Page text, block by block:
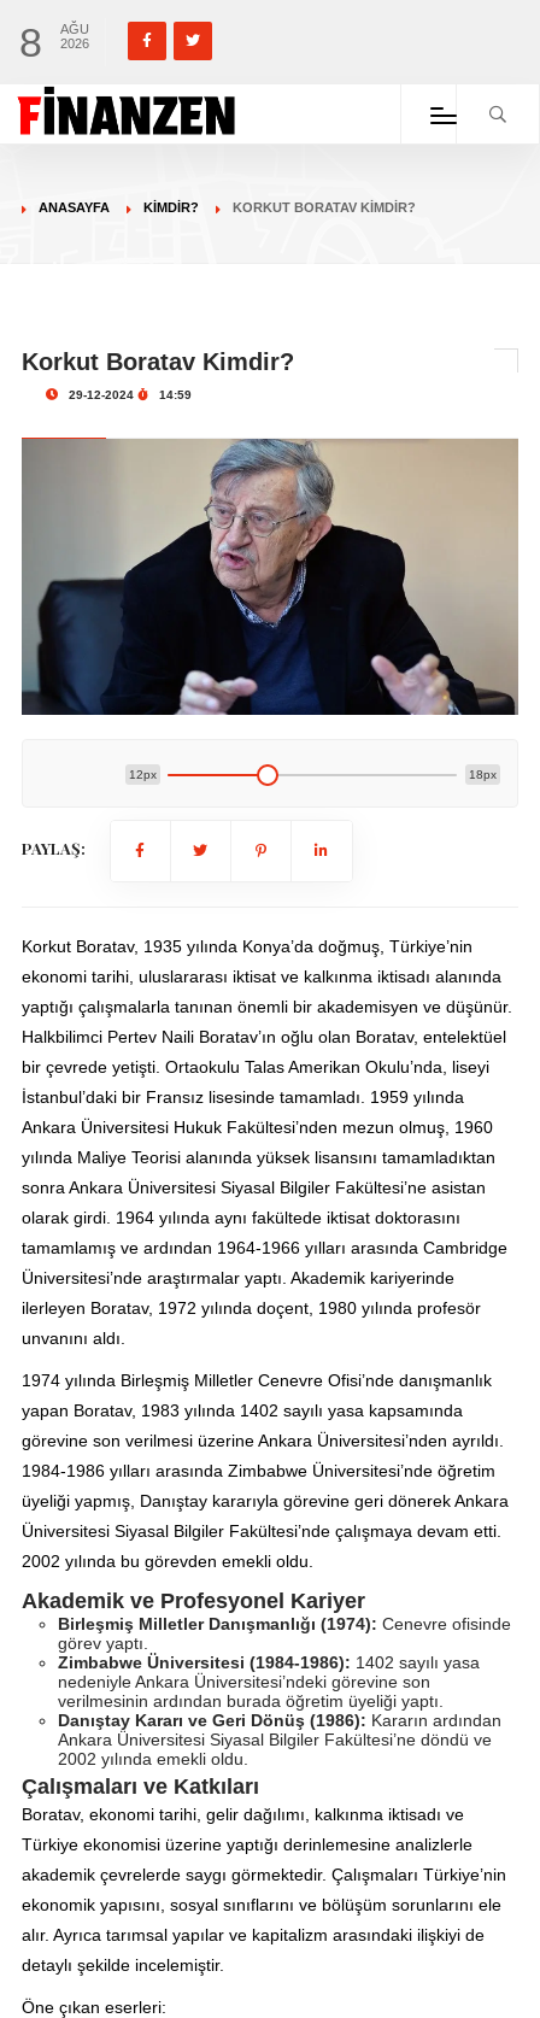
8
AĞU
2026
ANASAYFA KIMDIR? KORKUT BORATAV KIMDIR?
Korkut Boratav Kimdir?
29-12-2024 14:59
12px 18px
PAYLAŞ:
Korkut Boratav, 1935 yılında Konya’da doğmuş, Türkiye’nin
ekonomi tarihi, uluslararası iktisat ve kalkınma iktisadı alanında
yaptığı çalışmalarla tanınan önemli bir akademisyen ve düşünür.
Halkbilimci Pertev Naili Boratav’ın oğlu olan Boratav, entelektüel
bir çevrede yetişti. Ortaokulu Talas Amerikan Okulu’nda, liseyi
İstanbul’daki bir Fransız lisesinde tamamladı. 1959 yılında
Ankara Üniversitesi Hukuk Fakültesi’nden mezun olmuş, 1960
yılında Maliye Teorisi alanında yüksek lisansını tamamladıktan
sonra Ankara Üniversitesi Siyasal Bilgiler Fakültesi’ne asistan
olarak girdi. 1964 yılında aynı fakültede iktisat doktorasını
tamamlamış ve ardından 1964-1966 yılları arasında Cambridge
Üniversitesi’nde araştırmalar yaptı. Akademik kariyerinde
ilerleyen Boratav, 1972 yılında doçent, 1980 yılında profesör
unvanını aldı.
1974 yılında Birleşmiş Milletler Cenevre Ofisi’nde danışmanlık
yapan Boratav, 1983 yılında 1402 sayılı yasa kapsamında
görevine son verilmesi üzerine Ankara Üniversitesi’nden ayrıldı.
1984-1986 yılları arasında Zimbabwe Üniversitesi’nde öğretim
üyeliği yapmış, Danıştay kararıyla görevine geri dönerek Ankara
Üniversitesi Siyasal Bilgiler Fakültesi’nde çalışmaya devam etti.
2002 yılında bu görevden emekli oldu.
Akademik ve Profesyonel Kariyer
Birleşmiş Milletler Danışmanlığı (1974): Cenevre ofisinde
görev yaptı.
Zimbabwe Üniversitesi (1984-1986): 1402 sayılı yasa
nedeniyle Ankara Üniversitesi’ndeki görevine son
verilmesinin ardından burada öğretim üyeliği yaptı.
Danıştay Kararı ve Geri Dönüş (1986): Kararın ardından
Ankara Üniversitesi Siyasal Bilgiler Fakültesi’ne döndü ve
2002 yılında emekli oldu.
Çalışmaları ve Katkıları
Boratav, ekonomi tarihi, gelir dağılımı, kalkınma iktisadı ve
Türkiye ekonomisi üzerine yaptığı derinlemesine analizlerle
akademik çevrelerde saygı görmektedir. Çalışmaları Türkiye’nin
ekonomik yapısını, sosyal sınıflarını ve bölüşüm sorunlarını ele
alır. Ayrıca tarımsal yapılar ve kapitalizm arasındaki ilişkiyi de
detaylı şekilde incelemiştir.
Öne çıkan eserleri: